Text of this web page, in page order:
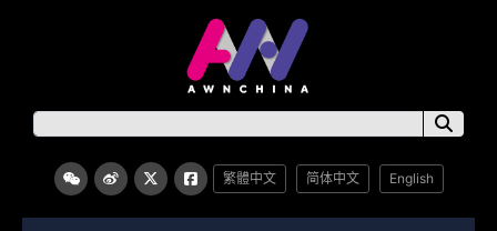
繁體中文 简体中文 English